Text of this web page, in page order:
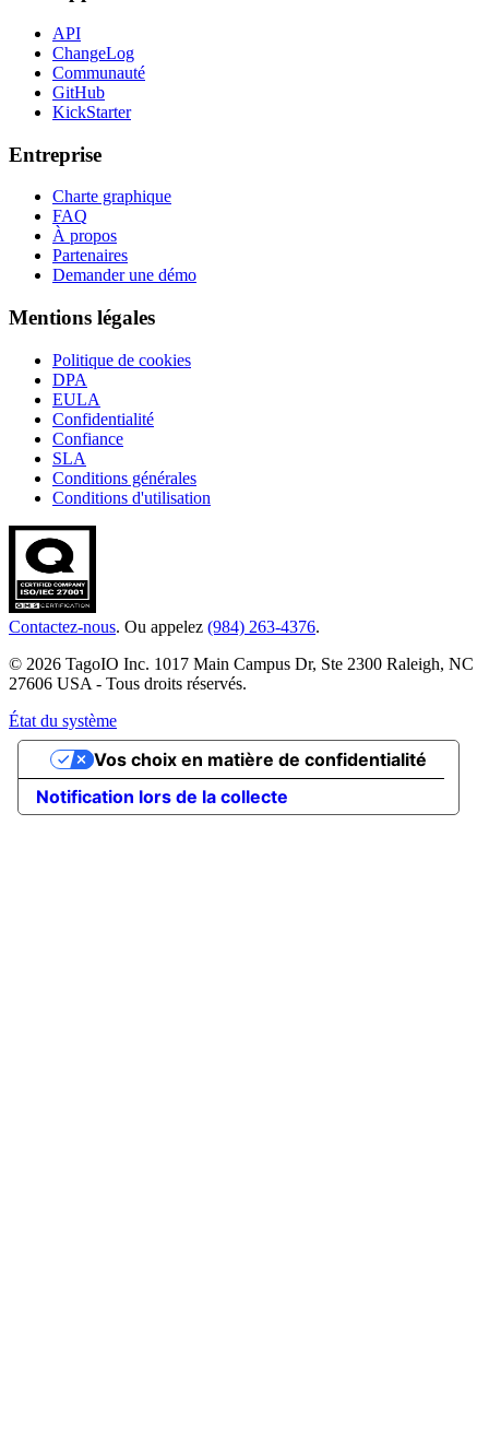
API
ChangeLog
Communauté
GitHub
KickStarter
Entreprise
Charte graphique
FAQ
À propos
Partenaires
Demander une démo
Mentions légales
Politique de cookies
DPA
EULA
Confidentialité
Confiance
SLA
Conditions générales
Conditions d'utilisation
Contactez-nous. Ou appelez (984) 263-4376.
© 2026 TagoIO Inc. 1017 Main Campus Dr, Ste 2300 Raleigh, NC
27606 USA - Tous droits réservés.
État du système
Notification lors de la collecte
Vos choix en matière de confidentialité